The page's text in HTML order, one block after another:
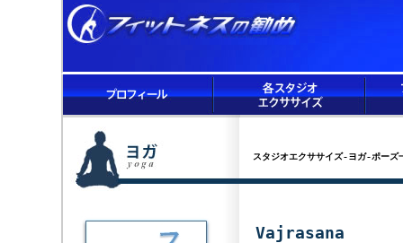
スタジオエクササイズ-ヨガ-ポーズ
Vajrasana